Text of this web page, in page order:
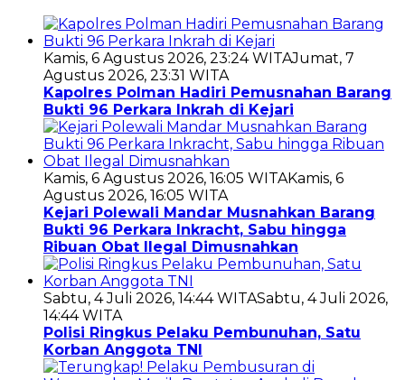
Kamis, 6 Agustus 2026, 23:24 WITAJumat, 7
Agustus 2026, 23:31 WITA
Kapolres Polman Hadiri Pemusnahan Barang
Bukti 96 Perkara Inkrah di Kejari
Kamis, 6 Agustus 2026, 16:05 WITAKamis, 6
Agustus 2026, 16:05 WITA
Kejari Polewali Mandar Musnahkan Barang
Bukti 96 Perkara Inkracht, Sabu hingga
Ribuan Obat Ilegal Dimusnahkan
Sabtu, 4 Juli 2026, 14:44 WITASabtu, 4 Juli 2026,
14:44 WITA
Polisi Ringkus Pelaku Pembunuhan, Satu
Korban Anggota TNI